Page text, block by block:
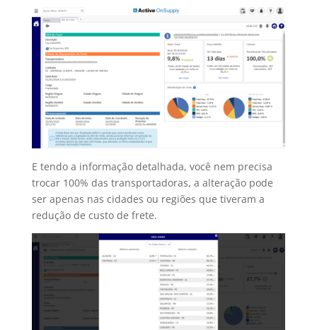
E tendo a informação detalhada, você nem precisa
trocar 100% das transportadoras, a alteração pode
ser apenas nas cidades ou regiões que tiveram a
redução de custo de frete.